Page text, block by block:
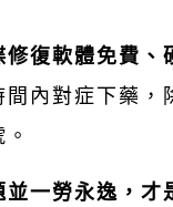
復軟體免費、
內對症下藥，
一勞永逸，才